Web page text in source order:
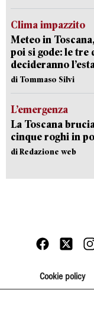
Clima impazzito
Meteo in
poi si gode: le tre
decideranno
di Tommaso Silvi
L’emergenza
La Toscana
cinque roghi in
di Redazione web
Cookie policy